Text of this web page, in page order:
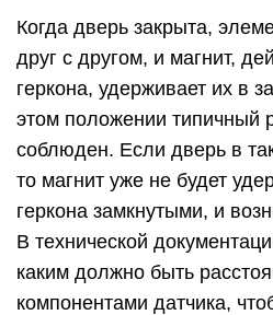
Когда дверь закрыта,
друг с другом, и магнит,
геркона, удерживает их в
этом положении типичный
соблюден. Если дверь в
то магнит уже не будет
геркона замкнутыми, и
В технической
каким должно быть
компонентами датчика,